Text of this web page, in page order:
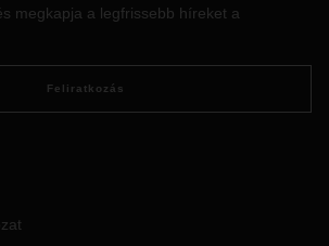
megkapja a legfrissebb híreket a
Feliratkozás